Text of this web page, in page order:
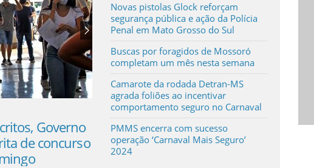
Governo
de concurso
Investimento e estratégia que alia
inteligência e integração reforçam a
segurança pública em MS
Novas pistolas Glock reforçam
segurança pública e ação da Polícia
Penal em Mato Grosso do Sul
Buscas por foragidos de Mossoró
completam um mês nesta semana
Camarote da rodada Detran-MS
agrada foliões ao incentivar
comportamento seguro no Carnaval
PMMS encerra com sucesso
operação ‘Carnaval Mais Seguro’
2024